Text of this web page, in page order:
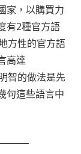
家，以購買力
有2種官方語
方性的官方語
高達
智的做法是先
句這些語言中